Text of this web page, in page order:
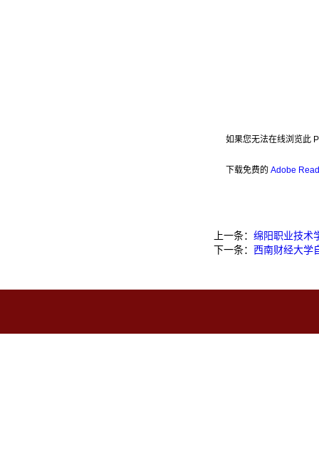
如果您无法在线浏览此
下载免费的 Adobe
上一条： 绵阳职业技术
下一条： 西南财经大学